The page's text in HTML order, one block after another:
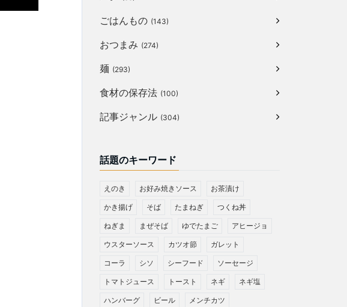
ごはんもの (143)
おつまみ (274)
麺 (293)
食材の保存法 (100)
記事ジャンル (304)
話題のキーワード
えのき お好み焼きソース お茶漬け
かき揚げ そば たまねぎ つくね丼
ねぎま まぜそば ゆでたまご アヒージョ
ウスターソース カツオ節 ガレット
コーラ シソ シーフード ソーセージ
トマトジュース トースト ネギ ネギ塩
ハンバーグ ビール メンチカツ